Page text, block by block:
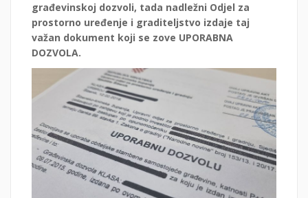
građevinskoj dozvoli, tada nadležni Odjel za
prostorno uređenje i graditeljstvo izdaje taj
važan dokument koji se zove UPORABNA
DOZVOLA.